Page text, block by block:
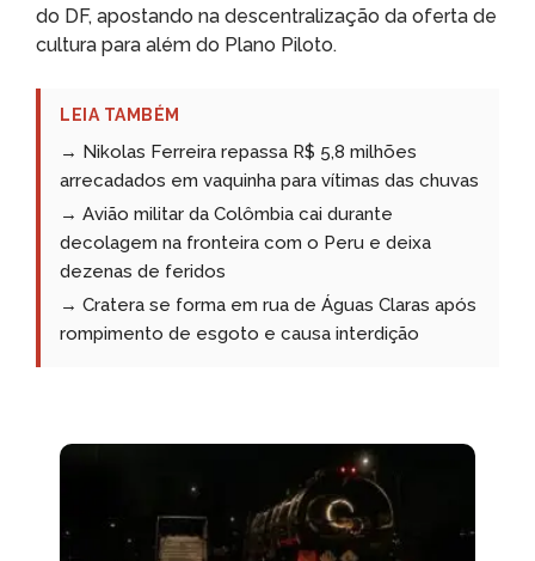
do DF, apostando na descentralização da oferta de
cultura para além do Plano Piloto.
LEIA TAMBÉM
→ Nikolas Ferreira repassa R$ 5,8 milhões
arrecadados em vaquinha para vítimas das chuvas
→ Avião militar da Colômbia cai durante
decolagem na fronteira com o Peru e deixa
dezenas de feridos
→ Cratera se forma em rua de Águas Claras após
rompimento de esgoto e causa interdição